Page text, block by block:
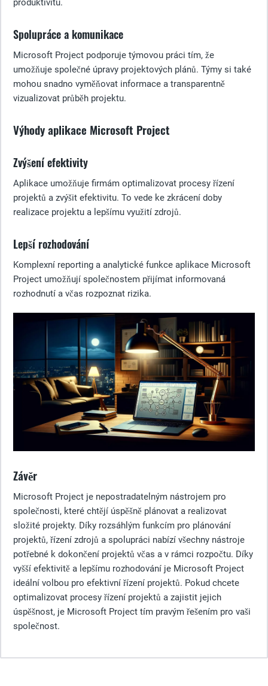
produktivitu.
Spolupráce a komunikace
Microsoft Project podporuje týmovou práci tím, že
umožňuje společné úpravy projektových plánů. Týmy si také
mohou snadno vyměňovat informace a transparentně
vizualizovat průběh projektu.
Výhody aplikace Microsoft Project
Zvýšení efektivity
Aplikace umožňuje firmám optimalizovat procesy řízení
projektů a zvýšit efektivitu. To vede ke zkrácení doby
realizace projektu a lepšímu využití zdrojů.
Lepší rozhodování
Komplexní reporting a analytické funkce aplikace Microsoft
Project umožňují společnostem přijímat informovaná
rozhodnutí a včas rozpoznat rizika.
Závěr
Microsoft Project je nepostradatelným nástrojem pro
společnosti, které chtějí úspěšně plánovat a realizovat
složité projekty. Díky rozsáhlým funkcím pro plánování
projektů, řízení zdrojů a spolupráci nabízí všechny nástroje
potřebné k dokončení projektů včas a v rámci rozpočtu. Díky
vyšší efektivitě a lepšímu rozhodování je Microsoft Project
ideální volbou pro efektivní řízení projektů. Pokud chcete
optimalizovat procesy řízení projektů a zajistit jejich
úspěšnost, je Microsoft Project tím pravým řešením pro vaši
společnost.